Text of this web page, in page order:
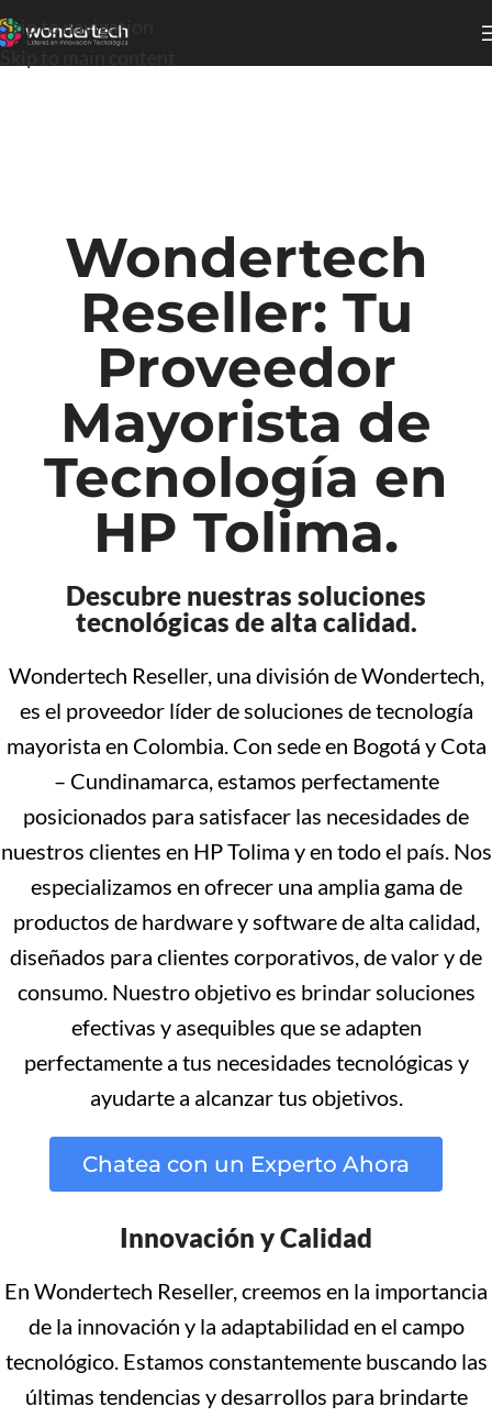
Skip to navigation
Wondertech
Reseller: Tu
Proveedor
Mayorista de
Tecnología en
HP Tolima.
Descubre nuestras soluciones
tecnológicas de alta calidad.
Wondertech Reseller, una división de Wondertech,
es el proveedor líder de soluciones de tecnología
mayorista en Colombia. Con sede en Bogotá y Cota
– Cundinamarca, estamos perfectamente
posicionados para satisfacer las necesidades de
nuestros clientes en HP Tolima y en todo el país. Nos
especializamos en ofrecer una amplia gama de
productos de hardware y software de alta calidad,
diseñados para clientes corporativos, de valor y de
consumo. Nuestro objetivo es brindar soluciones
efectivas y asequibles que se adapten
perfectamente a tus necesidades tecnológicas y
ayudarte a alcanzar tus objetivos.
Chatea con un Experto Ahora
Innovación y Calidad
En Wondertech Reseller, creemos en la importancia
de la innovación y la adaptabilidad en el campo
tecnológico. Estamos constantemente buscando las
últimas tendencias y desarrollos para brindarte